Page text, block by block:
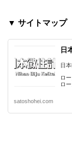
▼ サイトマップ
日
日
ロ
ロ
satoshohei.com